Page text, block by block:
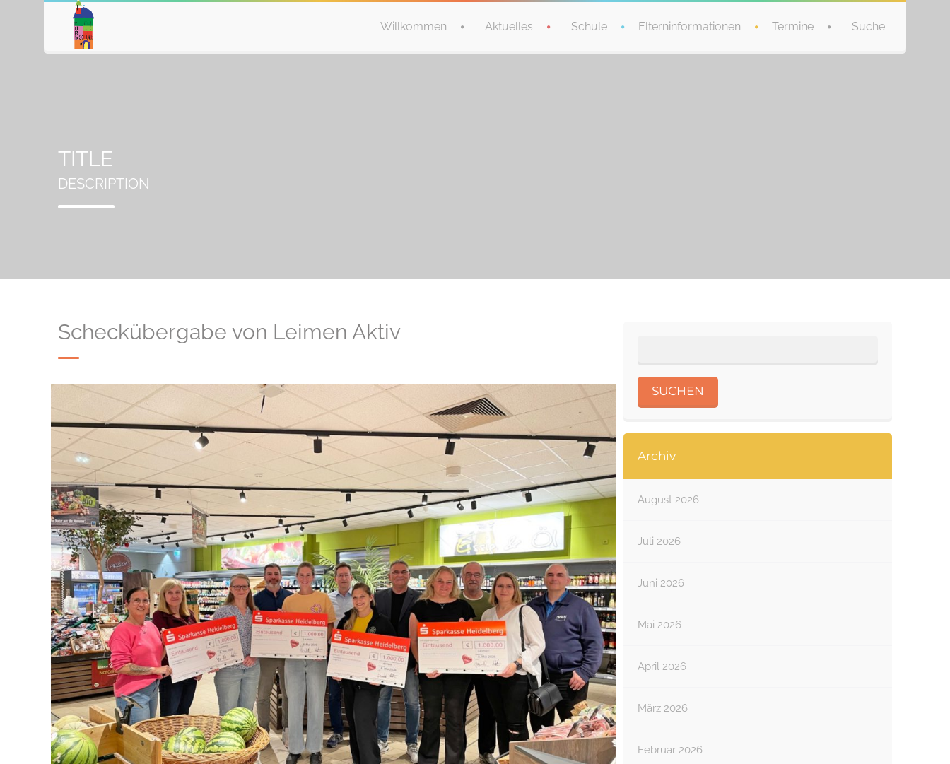
Willkommen Aktuelles Schule Elterninformationen Termine Suche
TITLE
DESCRIPTION
Scheckübergabe von Leimen Aktiv
Archiv
August 2026
Juli 2026
Juni 2026
Mai 2026
April 2026
März 2026
Februar 2026